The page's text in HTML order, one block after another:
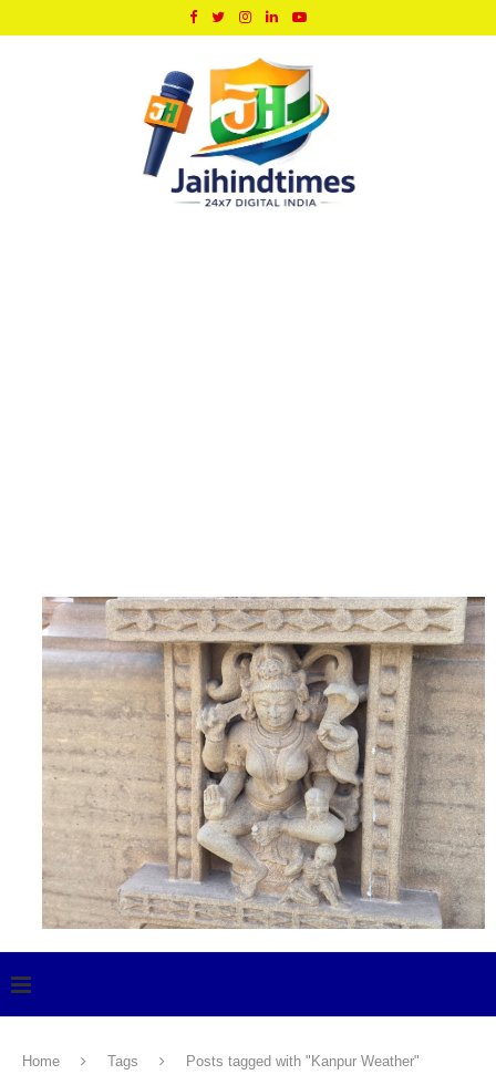
Home Tags Posts tagged with "Kanpur Weather"